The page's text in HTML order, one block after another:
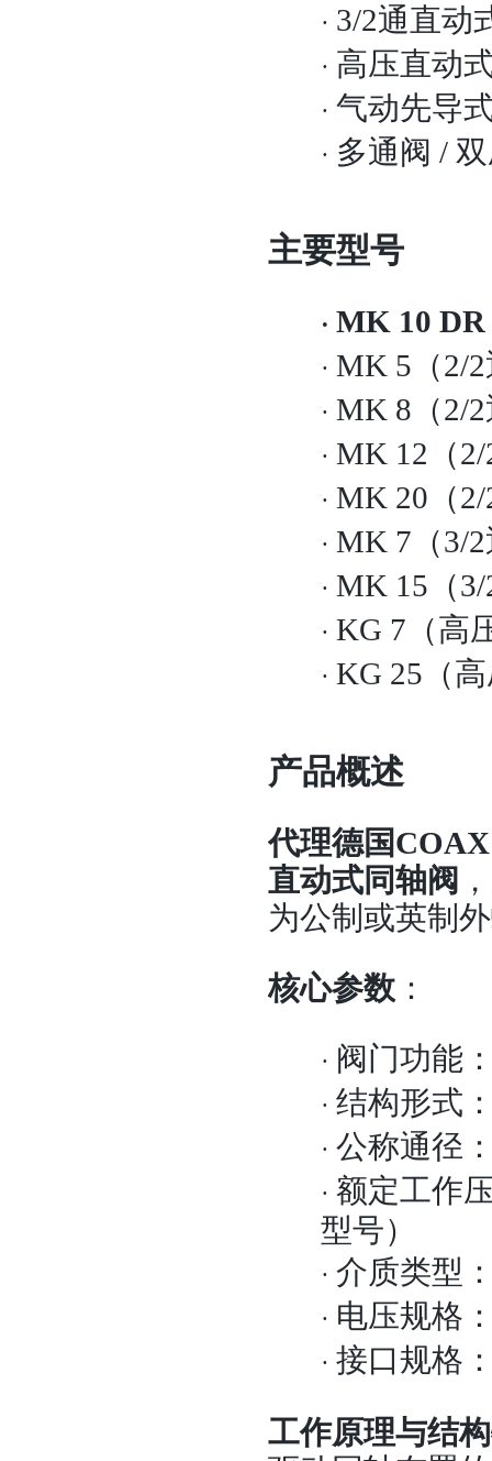
· 3/2通直动
· 高压直动
· 气动先导
· 多通阀 /
主要型号
· MK 10 DR
· MK 5（2/
· MK 8（2/
· MK 12（
· MK 20（
· MK 7（3/
· MK 15（
· KG 7（高
· KG 25（
产品概述
代理德国
直动式同轴阀
为公制或英制
核心参数 ：
· 阀门功能
· 结构形式
· 公称通径
· 额定工作
型号）
· 介质类型
· 电压规格
· 接口规格
工作原理与结